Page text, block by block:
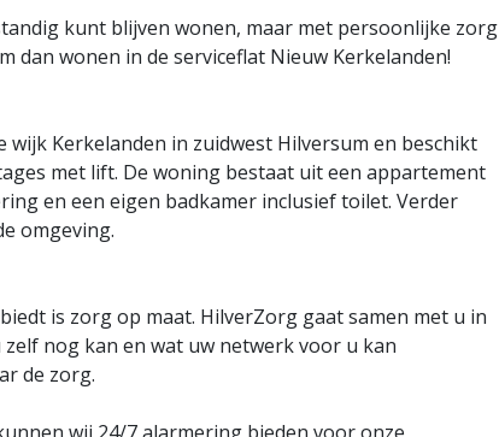
kunt blijven wonen, maar met persoonlijke zorg
dan wonen in de serviceflat Nieuw Kerkelanden!
wijk Kerkelanden in zuidwest Hilversum en beschikt
met lift. De woning bestaat uit een appartement
en een eigen badkamer inclusief toilet. Verder
omgeving.
is zorg op maat. HilverZorg gaat samen met u in
nog kan en wat uw netwerk voor u kan
de zorg.